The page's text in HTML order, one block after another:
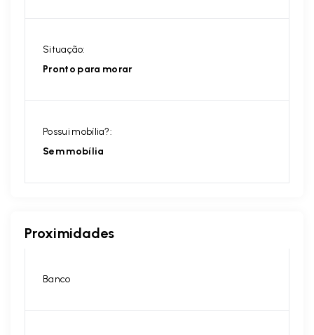
Situação:
Pronto para morar
Possui mobília?:
Sem mobília
Proximidades
Banco